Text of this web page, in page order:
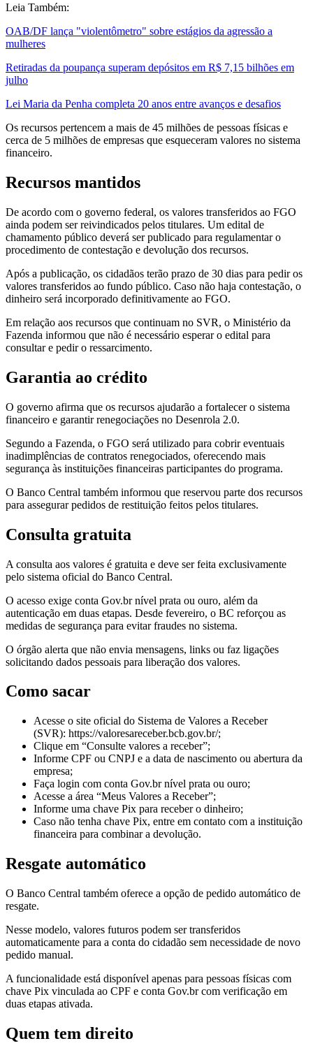
Leia Também:
OAB/DF lança "violentômetro" sobre estágios da agressão a
mulheres
Retiradas da poupança superam depósitos em R$ 7,15 bilhões em
julho
Lei Maria da Penha completa 20 anos entre avanços e desafios
Os recursos pertencem a mais de 45 milhões de pessoas físicas e
cerca de 5 milhões de empresas que esqueceram valores no sistema
financeiro.
Recursos mantidos
De acordo com o governo federal, os valores transferidos ao FGO
ainda podem ser reivindicados pelos titulares. Um edital de
chamamento público deverá ser publicado para regulamentar o
procedimento de contestação e devolução dos recursos.
Após a publicação, os cidadãos terão prazo de 30 dias para pedir os
valores transferidos ao fundo público. Caso não haja contestação, o
dinheiro será incorporado definitivamente ao FGO.
Em relação aos recursos que continuam no SVR, o Ministério da
Fazenda informou que não é necessário esperar o edital para
consultar e pedir o ressarcimento.
Garantia ao crédito
O governo afirma que os recursos ajudarão a fortalecer o sistema
financeiro e garantir renegociações no Desenrola 2.0.
Segundo a Fazenda, o FGO será utilizado para cobrir eventuais
inadimplências de contratos renegociados, oferecendo mais
segurança às instituições financeiras participantes do programa.
O Banco Central também informou que reservou parte dos recursos
para assegurar pedidos de restituição feitos pelos titulares.
Consulta gratuita
A consulta aos valores é gratuita e deve ser feita exclusivamente
pelo sistema oficial do Banco Central.
O acesso exige conta Gov.br nível prata ou ouro, além da
autenticação em duas etapas. Desde fevereiro, o BC reforçou as
medidas de segurança para evitar fraudes no sistema.
O órgão alerta que não envia mensagens, links ou faz ligações
solicitando dados pessoais para liberação dos valores.
Como sacar
Acesse o site oficial do Sistema de Valores a Receber
(SVR): https://valoresareceber.bcb.gov.br/;
Clique em “Consulte valores a receber”;
Informe CPF ou CNPJ e a data de nascimento ou abertura da
empresa;
Faça login com conta Gov.br nível prata ou ouro;
Acesse a área “Meus Valores a Receber”;
Informe uma chave Pix para receber o dinheiro;
Caso não tenha chave Pix, entre em contato com a instituição
financeira para combinar a devolução.
Resgate automático
O Banco Central também oferece a opção de pedido automático de
resgate.
Nesse modelo, valores futuros podem ser transferidos
automaticamente para a conta do cidadão sem necessidade de novo
pedido manual.
A funcionalidade está disponível apenas para pessoas físicas com
chave Pix vinculada ao CPF e conta Gov.br com verificação em
duas etapas ativada.
Quem tem direito